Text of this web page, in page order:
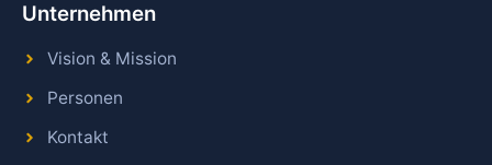
Unternehmen
Vision & Mission
Personen
Kontakt